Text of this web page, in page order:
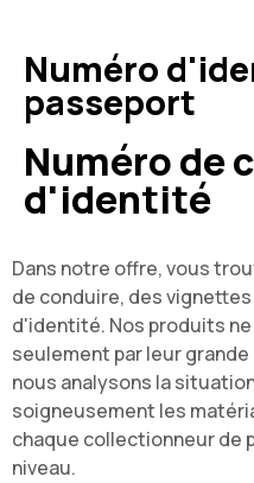
Numéro
passeport
Numéro de
d'identité
Dans notre offre, vous
de conduire, des
d'identité. Nos produits
seulement par leur
nous analysons la
soigneusement les
chaque collectionneur de
niveau.